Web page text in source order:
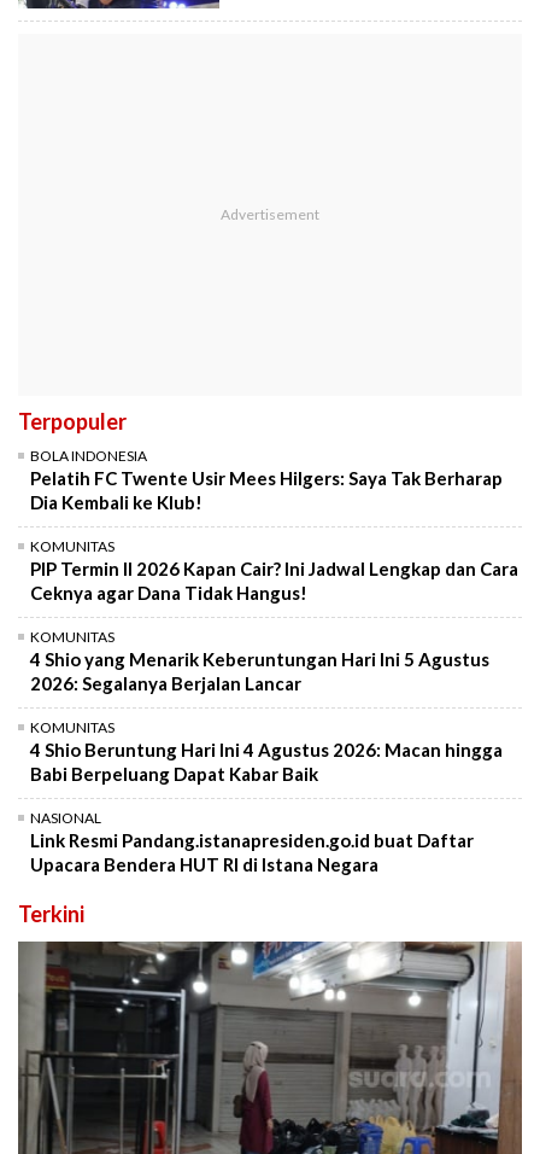
Terpopuler
BOLA INDONESIA
Pelatih FC Twente Usir Mees Hilgers: Saya Tak Berharap
Dia Kembali ke Klub!
KOMUNITAS
PIP Termin II 2026 Kapan Cair? Ini Jadwal Lengkap dan Cara
Ceknya agar Dana Tidak Hangus!
KOMUNITAS
4 Shio yang Menarik Keberuntungan Hari Ini 5 Agustus
2026: Segalanya Berjalan Lancar
KOMUNITAS
4 Shio Beruntung Hari Ini 4 Agustus 2026: Macan hingga
Babi Berpeluang Dapat Kabar Baik
NASIONAL
Link Resmi Pandang.istanapresiden.go.id buat Daftar
Upacara Bendera HUT RI di Istana Negara
Terkini